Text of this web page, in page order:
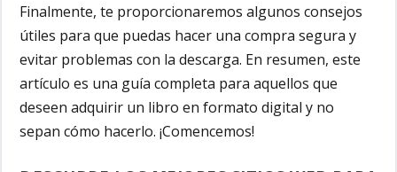
Finalmente, te proporcionaremos algunos consejos
útiles para que puedas hacer una compra segura y
evitar problemas con la descarga. En resumen, este
artículo es una guía completa para aquellos que
deseen adquirir un libro en formato digital y no
sepan cómo hacerlo. ¡Comencemos!